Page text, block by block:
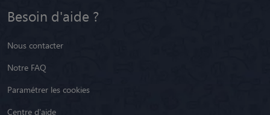
Besoin d'aide ?
Nous contacter
Notre FAQ
Paramétrer les cookies
Centre d'aide